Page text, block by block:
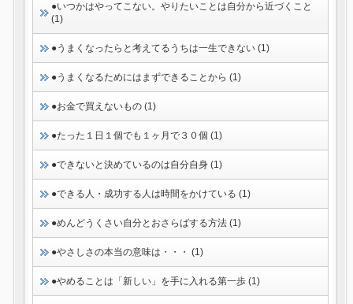
●いつかはやってこない。やりたいことは自分から近づくこと
(1)
●うまくなったらと考えてるうちは一生できない (1)
●うまくなるためにはまずできることから (1)
●お金で買えないもの (1)
●たった１日１個でも１ヶ月で３０個 (1)
●できないと決めているのは自分自身 (1)
●できる人・成功する人は時間をかけている (1)
●めんどうくさい自分とおさらばする方法 (1)
●やさしさの本当の意味は・・・ (1)
●やめることは「新しい」を手に入れる第一歩 (1)